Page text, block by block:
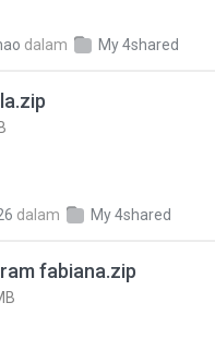
dalam My 4shared
dalam My 4shared
fabiana.zip